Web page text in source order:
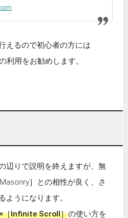
えるので初心者の方には
利用をお勧めします。
辺りで説明を終えますが、無
］との相性が良く、さ
ようになります。
［Infinite Scroll］の使い方を